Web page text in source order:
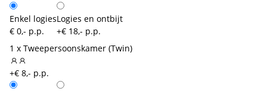
Enkel logies
€ 0,- p.p.
Logies en ontbijt
+€ 18,- p.p.
1 x Tweepersoonskamer (Twin)
+€ 8,- p.p.